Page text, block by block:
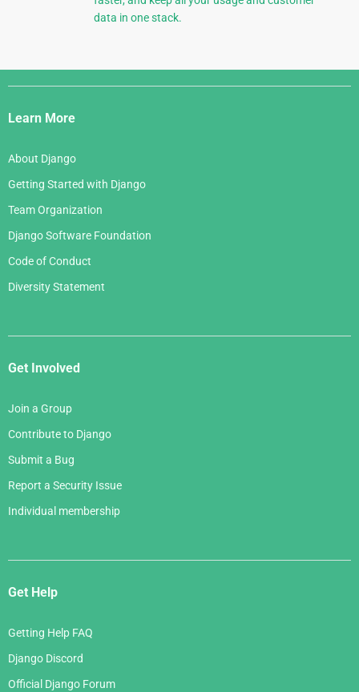
data in one stack.
Django
Links
Learn More
About Django
Getting Started with Django
Team Organization
Django Software Foundation
Code of Conduct
Diversity Statement
Get Involved
Join a Group
Contribute to Django
Submit a Bug
Report a Security Issue
Individual membership
Get Help
Getting Help FAQ
Django Discord
Official Django Forum